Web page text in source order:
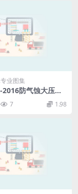
业图集
2016防气蚀大压差
应用技术规程.pdf
7 1.98